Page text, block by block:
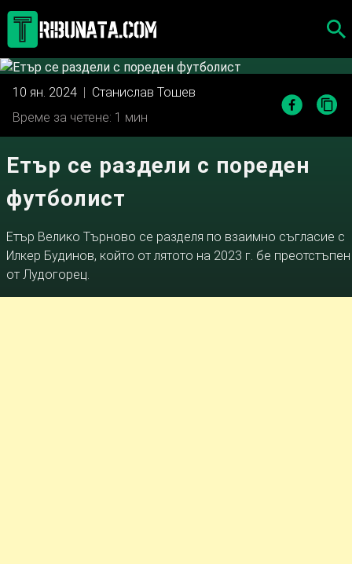
Skip
content
10 ян. 2024 | Станислав Тошев
Време за четене: 1 мин
Етър се раздели с пореден
футболист
Етър Велико Търново се разделя по взаимно съгласие с
Илкер Будинов, който от лятото на 2023 г. бе преотстъпен
от Лудогорец.